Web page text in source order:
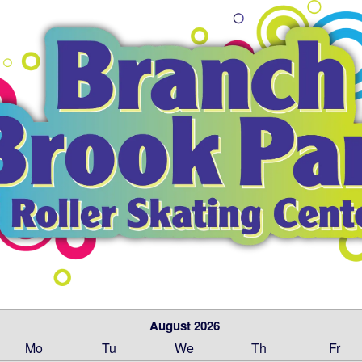
August 2026
Mo Tu We Th Fr